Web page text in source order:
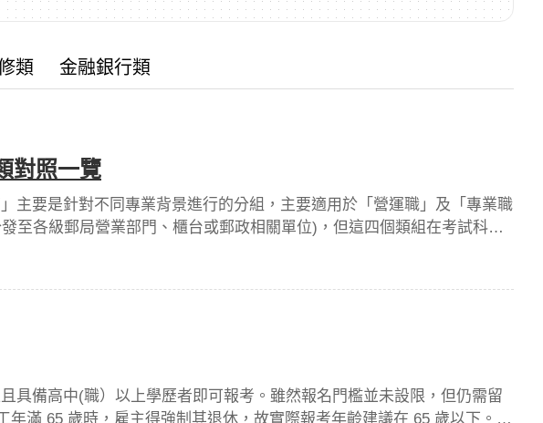
類 金融銀行類
對照一覽
主要是針對不同專業背景進行的分組，主要適用於「營運職」及「專業職
至各級郵局營業部門、櫃台或郵政相關單位)，但這四個類組在考試科目
具備高中(職）以上學歷者即可報考。雖然報名門檻並未設限，但仍需留
滿 65 歲時，雇主得強制其退休，故實際報考年齡建議在 65 歲以下。然